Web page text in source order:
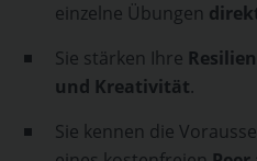
einzelne Übungen
Sie stärken Ihre
und Kreativität.
Sie kennen die